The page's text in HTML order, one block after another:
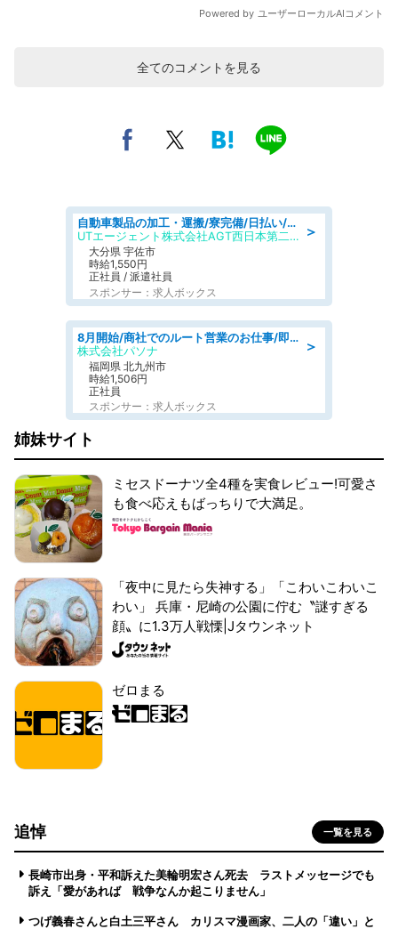
全てのコメントを見る
＞
自動車製品の加工・運搬/寮完備/日払い/工場・製造
UTエージェント株式会社AGT西日本第二CU
大分県 宇佐市
時給1,550円
正社員 / 派遣社員
スポンサー：求人ボックス
＞
8月開始/商社でのルート営業のお仕事/即日勤務可/車通勤可/営業
株式会社パソナ
福岡県 北九州市
時給1,506円
正社員
スポンサー：求人ボックス
姉妹サイト
ミセスドーナツ全4種を実食レビュー!可愛さ
も食べ応えもばっちりで大満足。
「夜中に見たら失神する」「こわいこわいこ
わい」 兵庫・尼崎の公園に佇む〝謎すぎる
顔〟に1.3万人戦慄|Jタウンネット
ゼロまる
追悼 一覧を見る
長崎市出身・平和訴えた美輪明宏さん死去 ラストメッセージでも
訴え「愛があれば 戦争なんか起こりません」
つげ義春さんと白土三平さん カリスマ漫画家、二人の「違い」と